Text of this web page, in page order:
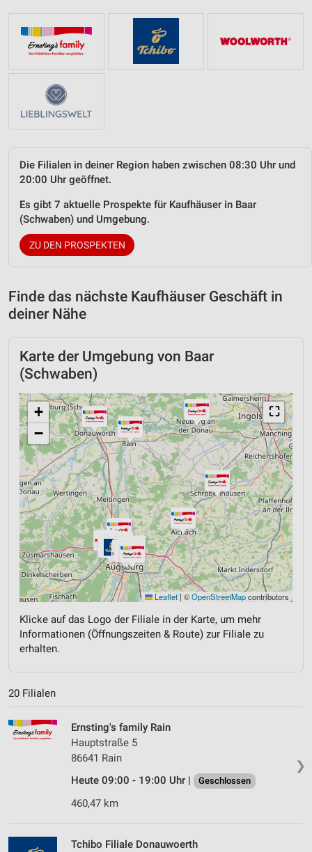
Die Filialen in deiner Region haben zwischen 08:30 Uhr und
20:00 Uhr geöffnet.
Es gibt 7 aktuelle Prospekte für Kaufhäuser in Baar
(Schwaben) und Umgebung.
ZU DEN PROSPEKTEN
Finde das nächste Kaufhäuser Geschäft in
deiner Nähe
Karte der Umgebung von Baar
(Schwaben)
⛶
+
−
Leaflet | ©OpenStreetMapcontributors
Klicke auf das Logo der Filiale in der Karte, um mehr
Informationen (Öffnungszeiten & Route) zur Filiale zu
erhalten.
20 Filialen
❯
Ernsting's family Rain
Hauptstraße 5
86641 Rain
Heute 09:00 - 19:00 Uhr |
Geschlossen
460,47 km
Tchibo Filiale Donauwoerth